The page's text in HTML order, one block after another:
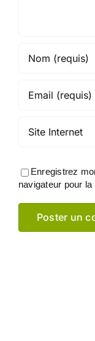
Enregistrez
navigateur pour